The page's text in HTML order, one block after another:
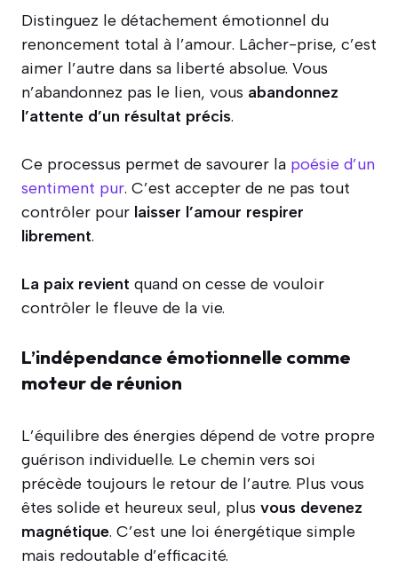
Distinguez le détachement émotionnel du
renoncement total à l’amour. Lâcher-prise, c’est
aimer l’autre dans sa liberté absolue. Vous
n’abandonnez pas le lien, vous abandonnez
l’attente d’un résultat précis.
Ce processus permet de savourer la poésie d’un
sentiment pur. C’est accepter de ne pas tout
contrôler pour laisser l’amour respirer
librement.
La paix revient quand on cesse de vouloir
contrôler le fleuve de la vie.
L’indépendance émotionnelle comme
moteur de réunion
L’équilibre des énergies dépend de votre propre
guérison individuelle. Le chemin vers soi
précède toujours le retour de l’autre. Plus vous
êtes solide et heureux seul, plus vous devenez
magnétique. C’est une loi énergétique simple
mais redoutable d’efficacité.